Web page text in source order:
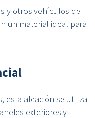
y otros vehículos de
un material ideal para
esta aleación se utiliza
exteriores y